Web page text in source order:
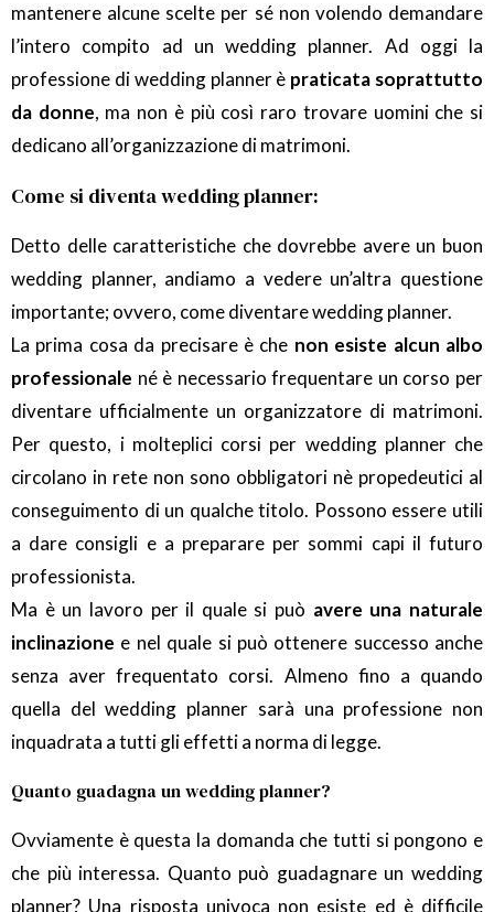
mantenere alcune scelte per sé non volendo demandare
l’intero compito ad un wedding planner. Ad oggi la
professione di wedding planner è praticata soprattutto
da donne, ma non è più così raro trovare uomini che si
dedicano all’organizzazione di matrimoni.
Come si diventa wedding planner:
Detto delle caratteristiche che dovrebbe avere un buon
wedding planner, andiamo a vedere un’altra questione
importante; ovvero, come diventare wedding planner.
La prima cosa da precisare è che non esiste alcun albo
professionale né è necessario frequentare un corso per
diventare ufficialmente un organizzatore di matrimoni.
Per questo, i molteplici corsi per wedding planner che
circolano in rete non sono obbligatori nè propedeutici al
conseguimento di un qualche titolo. Possono essere utili
a dare consigli e a preparare per sommi capi il futuro
professionista.
Ma è un lavoro per il quale si può avere una naturale
inclinazione e nel quale si può ottenere successo anche
senza aver frequentato corsi. Almeno fino a quando
quella del wedding planner sarà una professione non
inquadrata a tutti gli effetti a norma di legge.
Quanto guadagna un wedding planner?
Ovviamente è questa la domanda che tutti si pongono e
che più interessa. Quanto può guadagnare un wedding
planner? Una risposta univoca non esiste ed è difficile